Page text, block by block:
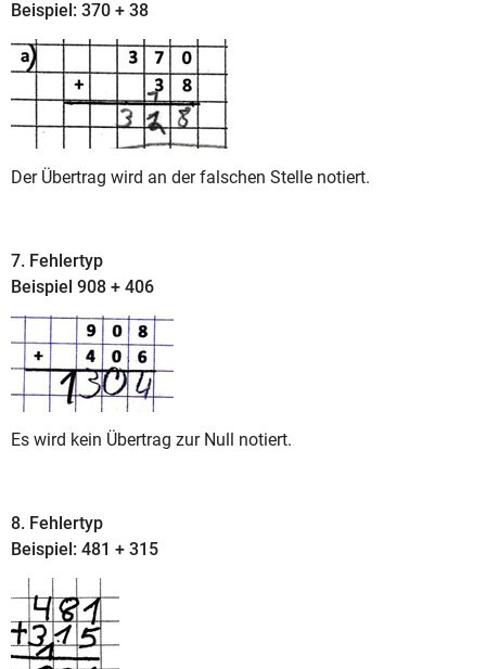
Beispiel: 370 + 38
Der Übertrag wird an der falschen Stelle notiert.
7. Fehlertyp
Beispiel 908 + 406
Es wird kein Übertrag zur Null notiert.
8. Fehlertyp
Beispiel: 481 + 315